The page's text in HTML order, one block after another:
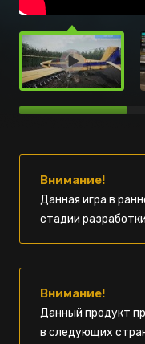
Внимание!
Данная игра в
стадии
Внимание!
Данный продукт
в следующих